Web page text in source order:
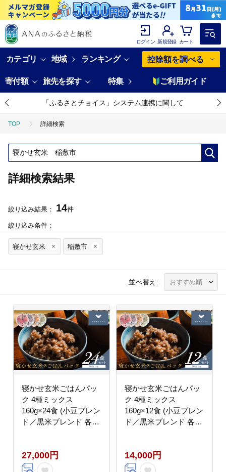
ログイン 新規登録 カート
カテゴリ 地域 ランキング 控除額を調べる
寄付額 旅先を探す 特集 ご利用ガイド
「ふるさとチョイス」システム連携に関して
TOP 詳細検索
詳細検索結果
絞り込み結果： 14件
絞り込み条件：
寝かせ玄米 稲敷市
並べ替え:
寝かせ玄米ごはんパッ
ク 4種ミックス
160g×24食 (小豆ブレン
ド／黒米ブレンド 各8
｜玄米 常温保存 パック
ご飯 備蓄 一人暮らし
27,000円
寝かせ玄米ごはんパッ
ク 4種ミックス
160g×12食 (小豆ブレン
ド／黒米ブレンド 各4
｜玄米 常温保存 パック
ご飯 備蓄 一人暮らし
14,000円